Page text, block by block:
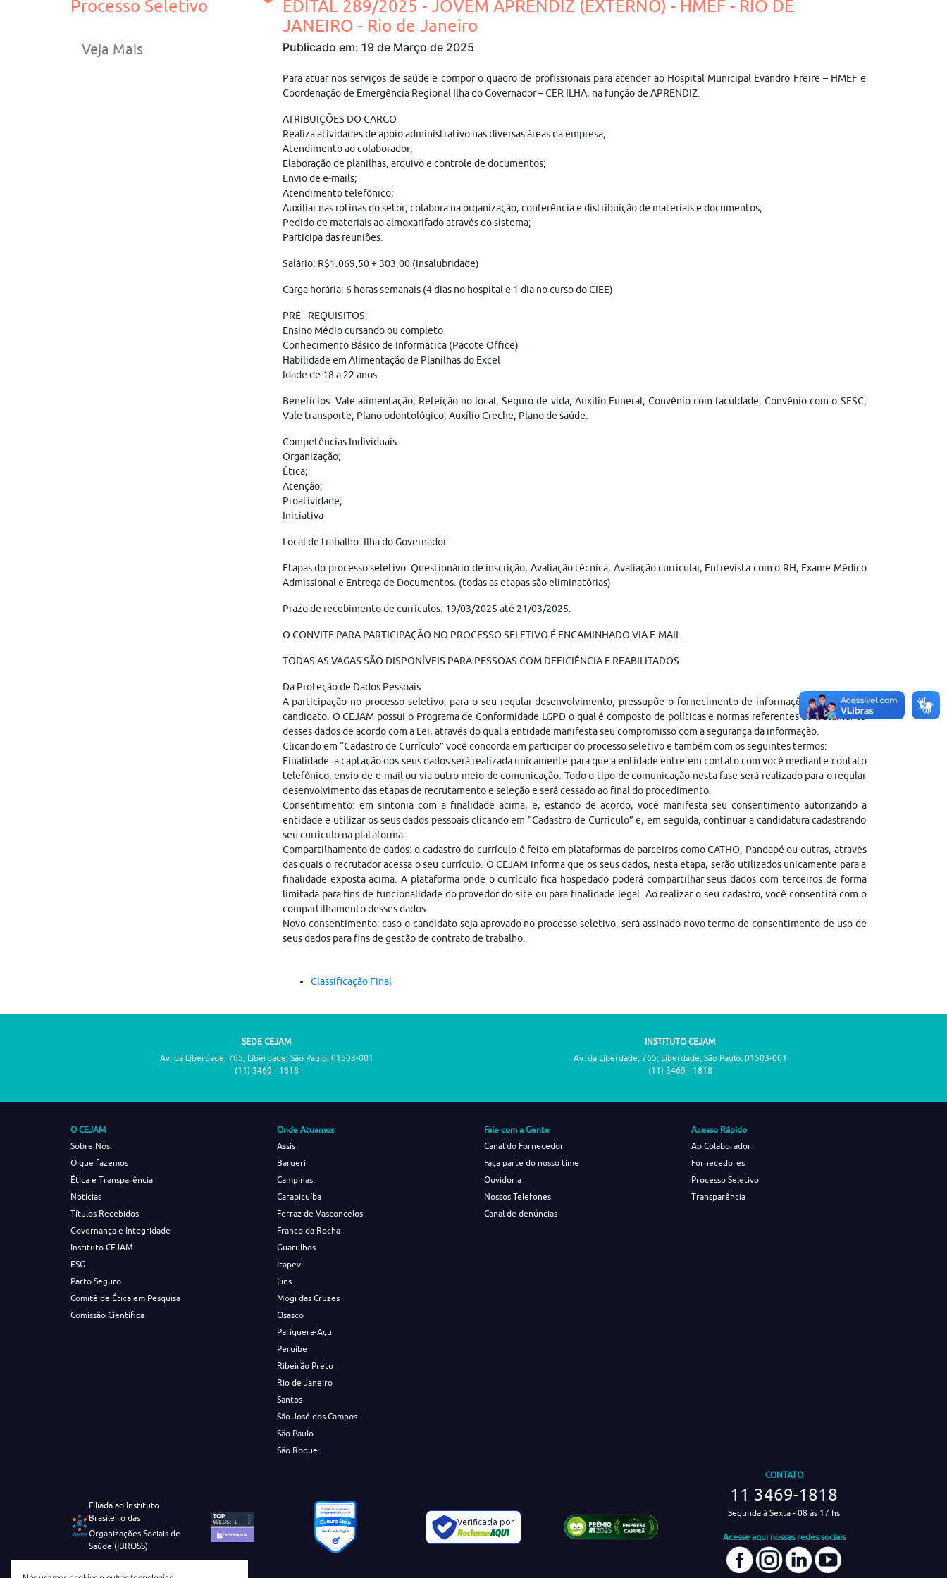
Processo Seletivo
Veja Mais
EDITAL 289/2025 - JOVEM APRENDIZ (EXTERNO) - HMEF - RIO DE
JANEIRO - Rio de Janeiro
Publicado em: 19 de Março de 2025
Para atuar nos serviços de saúde e compor o quadro de profissionais para atender ao Hospital Municipal Evandro Freire – HMEF e
Coordenação de Emergência Regional Ilha do Governador – CER ILHA, na função de APRENDIZ.
ATRIBUIÇÕES DO CARGO
Realiza atividades de apoio administrativo nas diversas áreas da empresa;
Atendimento ao colaborador;
Elaboração de planilhas, arquivo e controle de documentos;
Envio de e-mails;
Atendimento telefônico;
Auxiliar nas rotinas do setor; colabora na organização, conferência e distribuição de materiais e documentos;
Pedido de materiais ao almoxarifado através do sistema;
Participa das reuniões.
Salário: R$1.069,50 + 303,00 (insalubridade)
Carga horária: 6 horas semanais (4 dias no hospital e 1 dia no curso do CIEE)
PRÉ - REQUISITOS:
Ensino Médio cursando ou completo
Conhecimento Básico de Informática (Pacote Office)
Habilidade em Alimentação de Planilhas do Excel
Idade de 18 a 22 anos
Benefícios: Vale alimentação; Refeição no local; Seguro de vida; Auxílio Funeral; Convênio com faculdade; Convênio com o SESC;
Vale transporte; Plano odontológico; Auxílio Creche; Plano de saúde.
Competências Individuais:
Organização;
Ética;
Atenção;
Proatividade;
Iniciativa
Local de trabalho: Ilha do Governador
Etapas do processo seletivo: Questionário de inscrição, Avaliação técnica, Avaliação curricular, Entrevista com o RH, Exame Médico
Admissional e Entrega de Documentos. (todas as etapas são eliminatórias)
Prazo de recebimento de currículos: 19/03/2025 até 21/03/2025.
O CONVITE PARA PARTICIPAÇÃO NO PROCESSO SELETIVO É ENCAMINHADO VIA E-MAIL.
TODAS AS VAGAS SÃO DISPONÍVEIS PARA PESSOAS COM DEFICIÊNCIA E REABILITADOS.
Da Proteção de Dados Pessoais
A participação no processo seletivo, para o seu regular desenvolvimento, pressupõe o fornecimento de informações pessoais do
candidato. O CEJAM possui o Programa de Conformidade LGPD o qual é composto de políticas e normas referentes ao tratamento
desses dados de acordo com a Lei, através do qual a entidade manifesta seu compromisso com a segurança da informação.
Clicando em “Cadastro de Currículo” você concorda em participar do processo seletivo e também com os seguintes termos:
Finalidade: a captação dos seus dados será realizada unicamente para que a entidade entre em contato com você mediante contato
telefônico, envio de e-mail ou via outro meio de comunicação. Todo o tipo de comunicação nesta fase será realizado para o regular
desenvolvimento das etapas de recrutamento e seleção e será cessado ao final do procedimento.
Consentimento: em sintonia com a finalidade acima, e, estando de acordo, você manifesta seu consentimento autorizando a
entidade e utilizar os seus dados pessoais clicando em “Cadastro de Currículo” e, em seguida, continuar a candidatura cadastrando
seu currículo na plataforma.
Compartilhamento de dados: o cadastro do currículo é feito em plataformas de parceiros como CATHO, Pandapé ou outras, através
das quais o recrutador acessa o seu currículo. O CEJAM informa que os seus dados, nesta etapa, serão utilizados unicamente para a
finalidade exposta acima. A plataforma onde o currículo fica hospedado poderá compartilhar seus dados com terceiros de forma
limitada para fins de funcionalidade do provedor do site ou para finalidade legal. Ao realizar o seu cadastro, você consentirá com o
compartilhamento desses dados.
Novo consentimento: caso o candidato seja aprovado no processo seletivo, será assinado novo termo de consentimento de uso de
seus dados para fins de gestão de contrato de trabalho.
Classificação Final
SEDE CEJAM
Av. da Liberdade, 765, Liberdade, São Paulo, 01503-001
(11) 3469 - 1818
INSTITUTO CEJAM
Av. da Liberdade, 765, Liberdade, São Paulo, 01503-001
(11) 3469 - 1818
O CEJAM
Sobre Nós
O que fazemos
Ética e Transparência
Notícias
Títulos Recebidos
Governança e Integridade
Instituto CEJAM
ESG
Parto Seguro
Comitê de Ética em Pesquisa
Comissão Científica
Onde Atuamos
Assis
Barueri
Campinas
Carapicuíba
Ferraz de Vasconcelos
Franco da Rocha
Guarulhos
Itapevi
Lins
Mogi das Cruzes
Osasco
Pariquera-Açu
Peruíbe
Ribeirão Preto
Rio de Janeiro
Santos
São José dos Campos
São Paulo
São Roque
Fale com a Gente
Canal do Fornecedor
Faça parte do nosso time
Ouvidoria
Nossos Telefones
Canal de denúncias
Acesso Rápido
Ao Colaborador
Fornecedores
Processo Seletivo
Transparência
Filiada ao Instituto
Brasileiro das
Organizações Sociais de
Saúde (IBROSS)
Verificada por
CONTATO
11 3469-1818
Segunda à Sexta - 08 às 17 hs
Acesse aqui nossas redes sociais